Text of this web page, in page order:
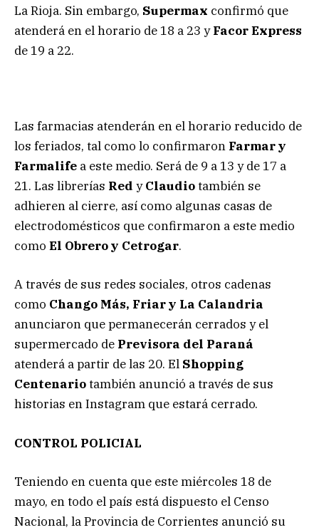
La Rioja. Sin embargo, Supermax confirmó que
atenderá en el horario de 18 a 23 yFacor Express
de 19 a 22.
Las farmacias atenderán en el horario reducido de
los feriados, tal como lo confirmaron Farmar y
Farmalife a este medio. Será de 9 a 13 y de 17 a
21. Las librerías Red yClaudiotambién se
adhieren al cierre, así como algunas casas de
electrodomésticos que confirmaron a este medio
como El Obrero y Cetrogar.
A través de sus redes sociales, otros cadenas
como Chango Más, Friar y La Calandria
anunciaron que permanecerán cerrados y el
supermercado de Previsora del Paraná
atenderá a partir de las 20. El Shopping
Centenariotambién anunció a través de sus
historias en Instagram que estará cerrado.
CONTROL POLICIAL
Teniendo en cuenta que este miércoles 18 de
mayo, en todo el país está dispuesto el Censo
Nacional, la Provincia de Corrientes anunció su